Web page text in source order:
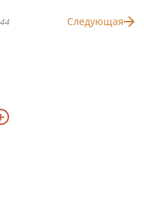
Следующая